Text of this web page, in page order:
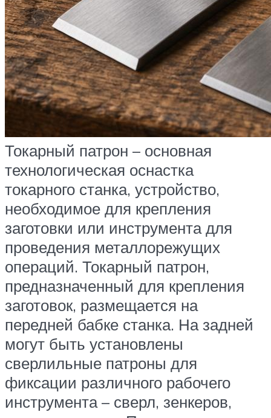
Токарный патрон – основная
технологическая оснастка
токарного станка, устройство,
необходимое для крепления
заготовки или инструмента для
проведения металлорежущих
операций. Токарный патрон,
предназначенный для крепления
заготовок, размещается на
передней бабке станка. На задней
могут быть установлены
сверлильные патроны для
фиксации различного рабочего
инструмента – сверл, зенкеров,